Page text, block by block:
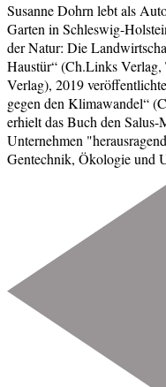
Susanne Dohrn lebt als
Garten in Schleswig-
der Natur: Die
Haustür“ (Ch.Links Verlag,
Verlag), 2019
gegen den Klimawandel“
erhielt das Buch den Salus-
Unternehmen
Gentechnik, Ökologie und
Beitragsnavigation